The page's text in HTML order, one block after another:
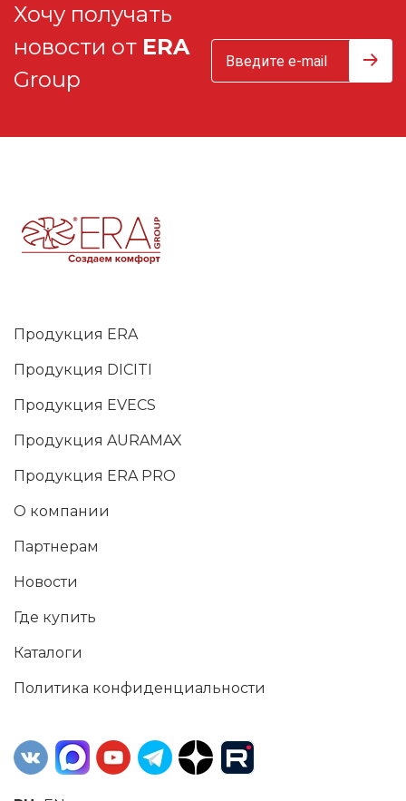
Хочу получать
новости от ERA
Group
Продукция ERA
Продукция DICITI
Продукция EVECS
Продукция AURAMAX
Продукция ERA PRO
О компании
Партнерам
Новости
Где купить
Каталоги
Политика конфиденциальности